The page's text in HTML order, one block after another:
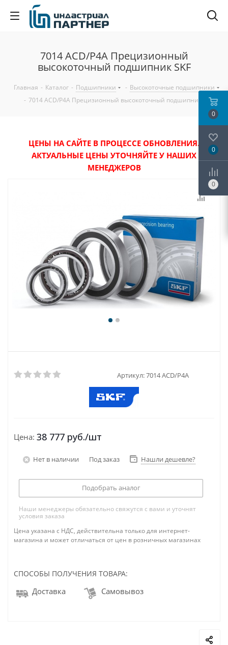
7014 ACD/P4A Прецизионный
высокоточный подшипник SKF
Главная - Каталог - Подшипники - Высокоточные подшипники
- 7014 ACD/P4A Прецизионный высокоточный подшипник SKF
ЦЕНЫ НА САЙТЕ В ПРОЦЕССЕ ОБНОВЛЕНИЯ.
АКТУАЛЬНЫЕ ЦЕНЫ УТОЧНЯЙТЕ У НАШИХ
МЕНЕДЖЕРОВ
Артикул:7014 ACD/P4A
Цена: 38 777 руб./шт
Нет в наличии Под заказ Нашли дешевле?
Подобрать аналог
Наши менеджеры обязательно свяжутся с вами и уточнят
условия заказа
Цена указана с НДС, действительна только для интернет-
магазина и может отличаться от цен в розничных магазинах
СПОСОБЫ ПОЛУЧЕНИЯ ТОВАРА:
Доставка Самовывоз
0
0
0